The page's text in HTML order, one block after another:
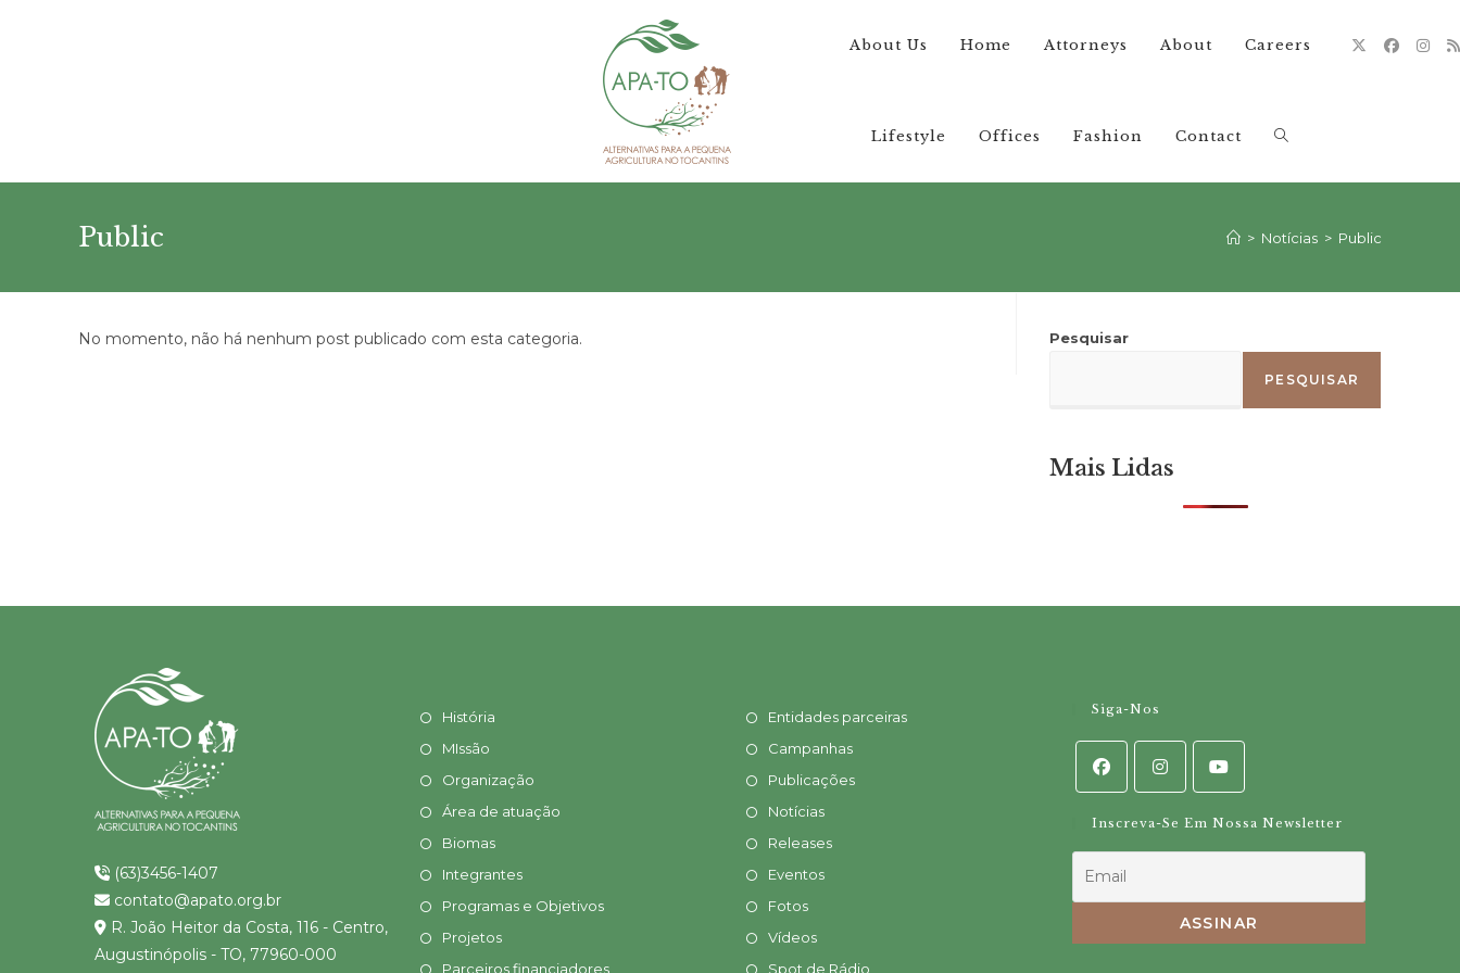
About Us Home Attorneys About Careers
Lifestyle Offices Fashion Contact Alternar
pesquisa
site
Public > Notícias > Public
No momento, não há nenhum post publicado com esta categoria. Pesquisar
PESQUISAR
Mais Lidas
(63)3456-1407
contato@apato.org.br
R. João Heitor da Costa, 116 - Centro,
Augustinópolis - TO, 77960-000
História
MIssão
Organização
Área de atuação
Biomas
Integrantes
Programas e Objetivos
Projetos
Parceiros financiadores
Entidades parceiras
Campanhas
Publicações
Notícias
Releases
Eventos
Fotos
Vídeos
Spot de Rádio
Siga-Nos
Inscreva-Se Em Nossa Newsletter